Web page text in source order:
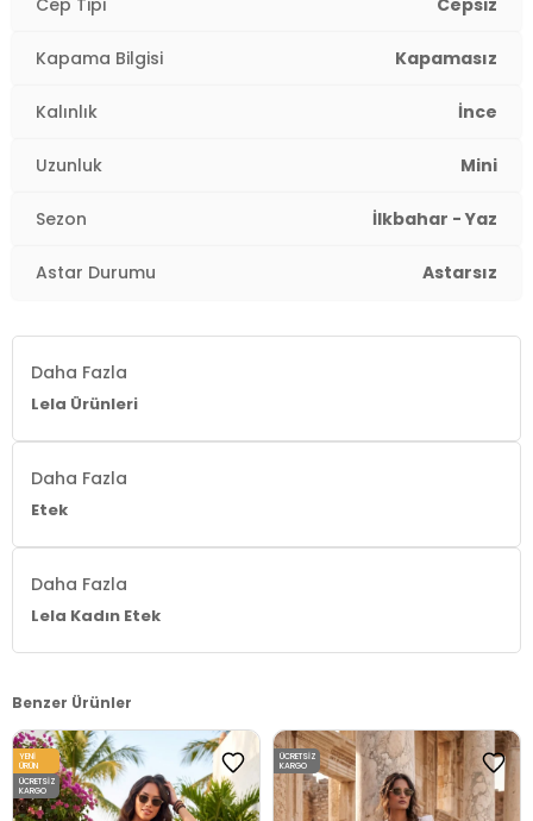
Cep Tipi Cepsiz
Kapama Bilgisi Kapamasız
Kalınlık İnce
Uzunluk Mini
Sezon İlkbahar - Yaz
Astar Durumu Astarsız
Daha Fazla
Lela Ürünleri
Daha Fazla
Etek
Daha Fazla
Lela Kadın Etek
Benzer Ürünler
YENI
ÜRÜN
ÜCRETSIZ
KARGO
ÜCRETSIZ
KARGO